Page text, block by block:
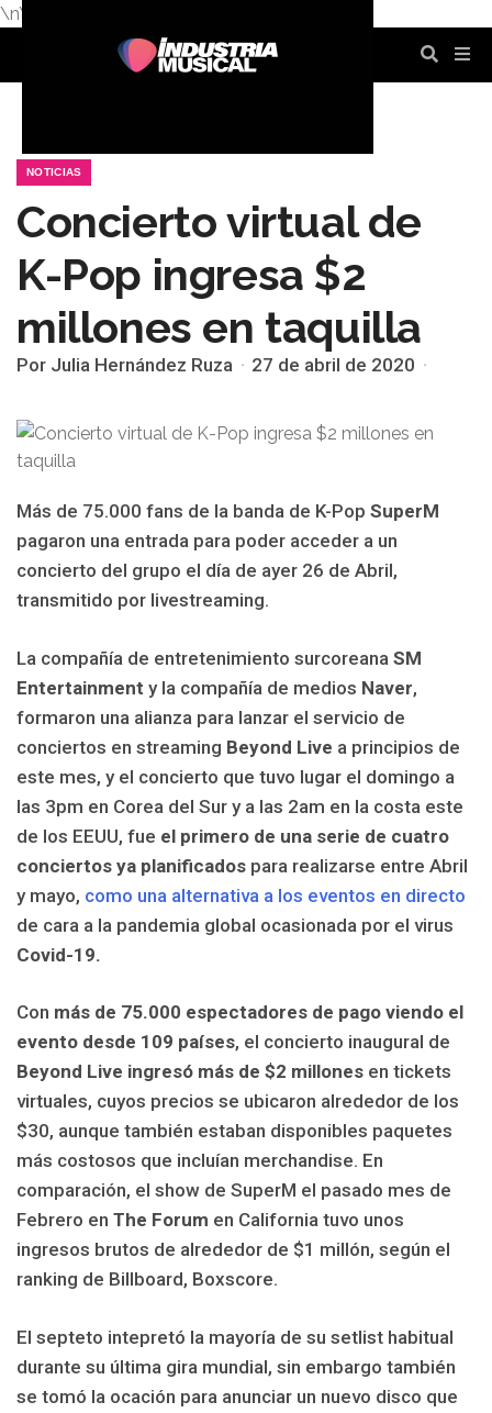
\n\n
NOTICIAS
Concierto virtual de
K-Pop ingresa $2
millones en taquilla
Por Julia Hernández Ruza 27 de abril de 2020
Más de 75.000 fans de la banda de K-Pop SuperM
pagaron una entrada para poder acceder a un
concierto del grupo el día de ayer 26 de Abril,
transmitido por livestreaming.
La compañía de entretenimiento surcoreana SM
Entertainment y la compañía de medios Naver,
formaron una alianza para lanzar el servicio de
conciertos en streaming Beyond Live a principios de
este mes, y el concierto que tuvo lugar el domingo a
las 3pm en Corea del Sur y a las 2am en la costa este
de los EEUU, fue el primero de una serie de cuatro
conciertos ya planificados para realizarse entre Abril
y mayo, como una alternativa a los eventos en directo
de cara a la pandemia global ocasionada por el virus
Covid-19.
Con más de 75.000 espectadores de pago viendo el
evento desde 109 países, el concierto inaugural de
Beyond Live ingresó más de $2 millones en tickets
virtuales, cuyos precios se ubicaron alrededor de los
$30, aunque también estaban disponibles paquetes
más costosos que incluían merchandise. En
comparación, el show de SuperM el pasado mes de
Febrero en The Forum en California tuvo unos
ingresos brutos de alrededor de $1 millón, según el
ranking de Billboard, Boxscore.
El septeto intepretó la mayoría de su setlist habitual
durante su última gira mundial, sin embargo también
se tomó la ocación para anunciar un nuevo disco que